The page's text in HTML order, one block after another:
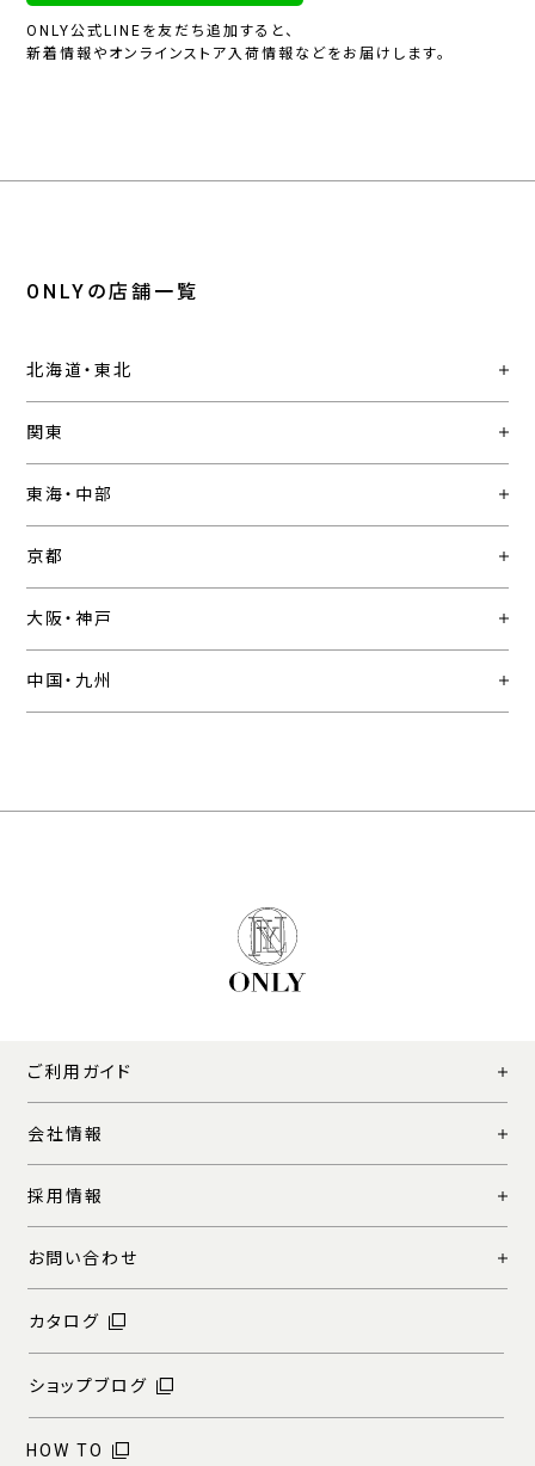
ONLY公式LINEを友だち追加すると、
新着情報やオンラインストア入荷情報などをお届けします。
ONLYの店舗一覧
北海道・東北
関東
東海・中部
京都
大阪・神戸
中国・九州
ご利用ガイド
会社情報
採用情報
お問い合わせ
カタログ
ショップブログ
HOW TO